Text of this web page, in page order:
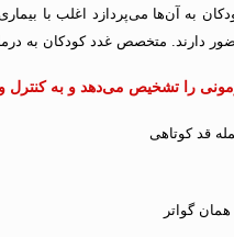
به آن‌ها می‌پردازد اغلب با
دارند. متخصص غدد کودکان به
را تشخیص می‌دهد و به کنترل
قد کوتاهی
گواتر